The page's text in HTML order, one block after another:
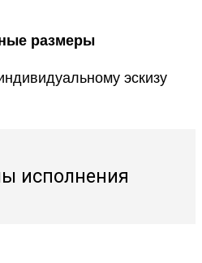
размеры
эскизу
исполнения